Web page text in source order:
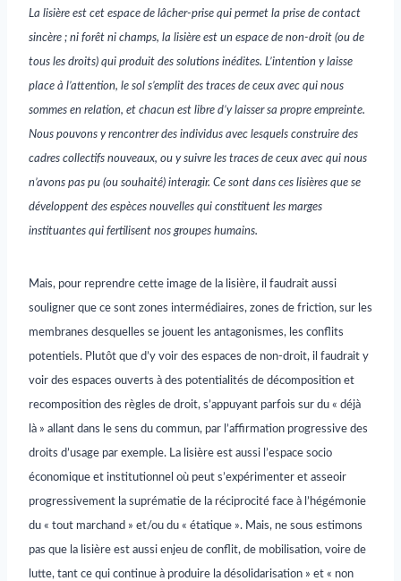
La lisière est cet espace de lâcher-prise qui permet la prise de contact
sincère ; ni forêt ni champs, la lisière est un espace de non-droit (ou de
tous les droits) qui produit des solutions inédites. L’intention y laisse
place à l’attention, le sol s’emplit des traces de ceux avec qui nous
sommes en relation, et chacun est libre d’y laisser sa propre empreinte.
Nous pouvons y rencontrer des individus avec lesquels construire des
cadres collectifs nouveaux, ou y suivre les traces de ceux avec qui nous
n’avons pas pu (ou souhaité) interagir. Ce sont dans ces lisières que se
développent des espèces nouvelles qui constituent les marges
instituantes qui fertilisent nos groupes humains.
Mais, pour reprendre cette image de la lisière, il faudrait aussi
souligner que ce sont zones intermédiaires, zones de friction, sur les
membranes desquelles se jouent les antagonismes, les conflits
potentiels. Plutôt que d’y voir des espaces de non-droit, il faudrait y
voir des espaces ouverts à des potentialités de décomposition et
recomposition des règles de droit, s’appuyant parfois sur du « déjà
là » allant dans le sens du commun, par l’affirmation progressive des
droits d’usage par exemple. La lisière est aussi l’espace socio
économique et institutionnel où peut s’expérimenter et asseoir
progressivement la suprématie de la réciprocité face à l’hégémonie
du « tout marchand » et/ou du « étatique ». Mais, ne sous estimons
pas que la lisière est aussi enjeu de conflit, de mobilisation, voire de
lutte, tant ce qui continue à produire la désolidarisation » et « non